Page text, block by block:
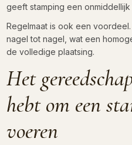
geeft stamping een onmiddellijk
Regelmaat is ook een
nagel tot nagel, wat een
de volledige plaatsing.
Het
hebt om een
voeren